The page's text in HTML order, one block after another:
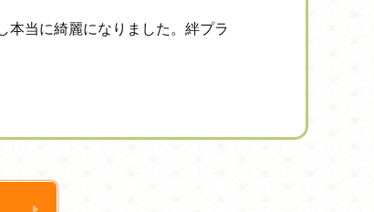
本当に綺麗になりました。絆プラ